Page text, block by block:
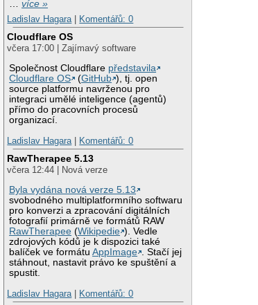
…více »
Ladislav Hagara
Komentářů: 0
Cloudflare OS
včera 17:00 | Zajímavý software
Společnost Cloudflare představila
Cloudflare OS
(GitHub ), tj. open
source platformu navrženou pro
integraci umělé inteligence (agentů)
přímo do pracovních procesů
organizací.
Ladislav Hagara
Komentářů: 0
RawTherapee 5.13
včera 12:44 | Nová verze
Byla vydána nová verze 5.13
svobodného multiplatformního softwaru
pro konverzi a zpracování digitálních
fotografií primárně ve formátů RAW
RawTherapee (Wikipedie ). Vedle
zdrojových kódů je k dispozici také
balíček ve formátuAppImage . Stačí jej
stáhnout, nastavit právo ke spuštění a
spustit.
Ladislav Hagara
Komentářů: 0